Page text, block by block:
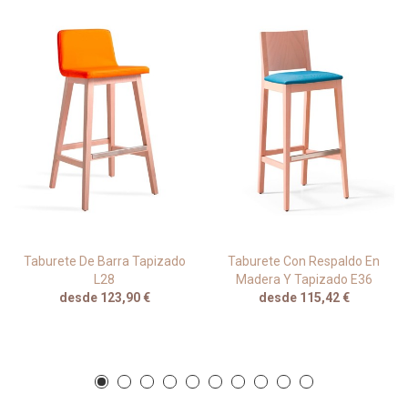
Taburete De Barra Tapizado
L28
desde 123,90 €
Taburete Con Respaldo En
Madera Y Tapizado E36
desde 115,42 €